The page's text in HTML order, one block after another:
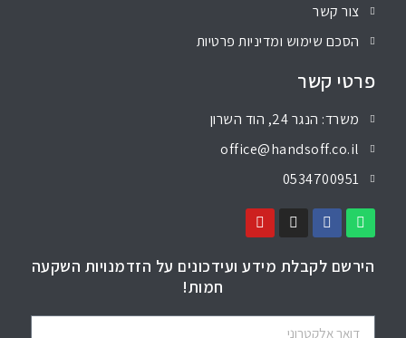
צור קשר
הסכם שימוש ומדיניות פרטיות
פרטי קשר
משרד: הנגר 24, הוד השרון
office@handsoff.co.il
0534700951
הירשם לקבלת מידע ועידכונים על הזדמנויות השקעה
חמות!